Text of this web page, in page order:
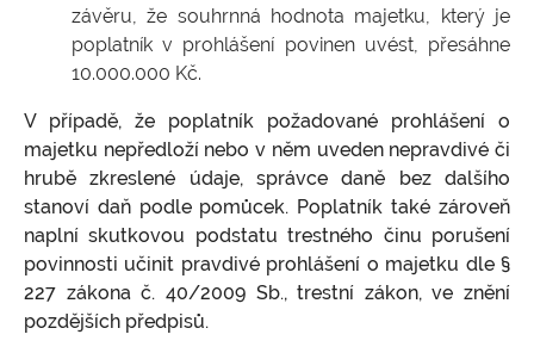
závěru, že souhrnná hodnota majetku, který je
poplatník v prohlášení povinen uvést, přesáhne
10.000.000 Kč.
V případě, že poplatník požadované prohlášení o
majetku nepředloží nebo v něm uveden nepravdivé či
hrubě zkreslené údaje, správce daně bez dalšího
stanoví daň podle pomůcek. Poplatník také zároveň
naplní skutkovou podstatu trestného činu porušení
povinnosti učinit pravdivé prohlášení o majetku dle §
227 zákona č. 40/2009 Sb., trestní zákon, ve znění
pozdějších předpisů.